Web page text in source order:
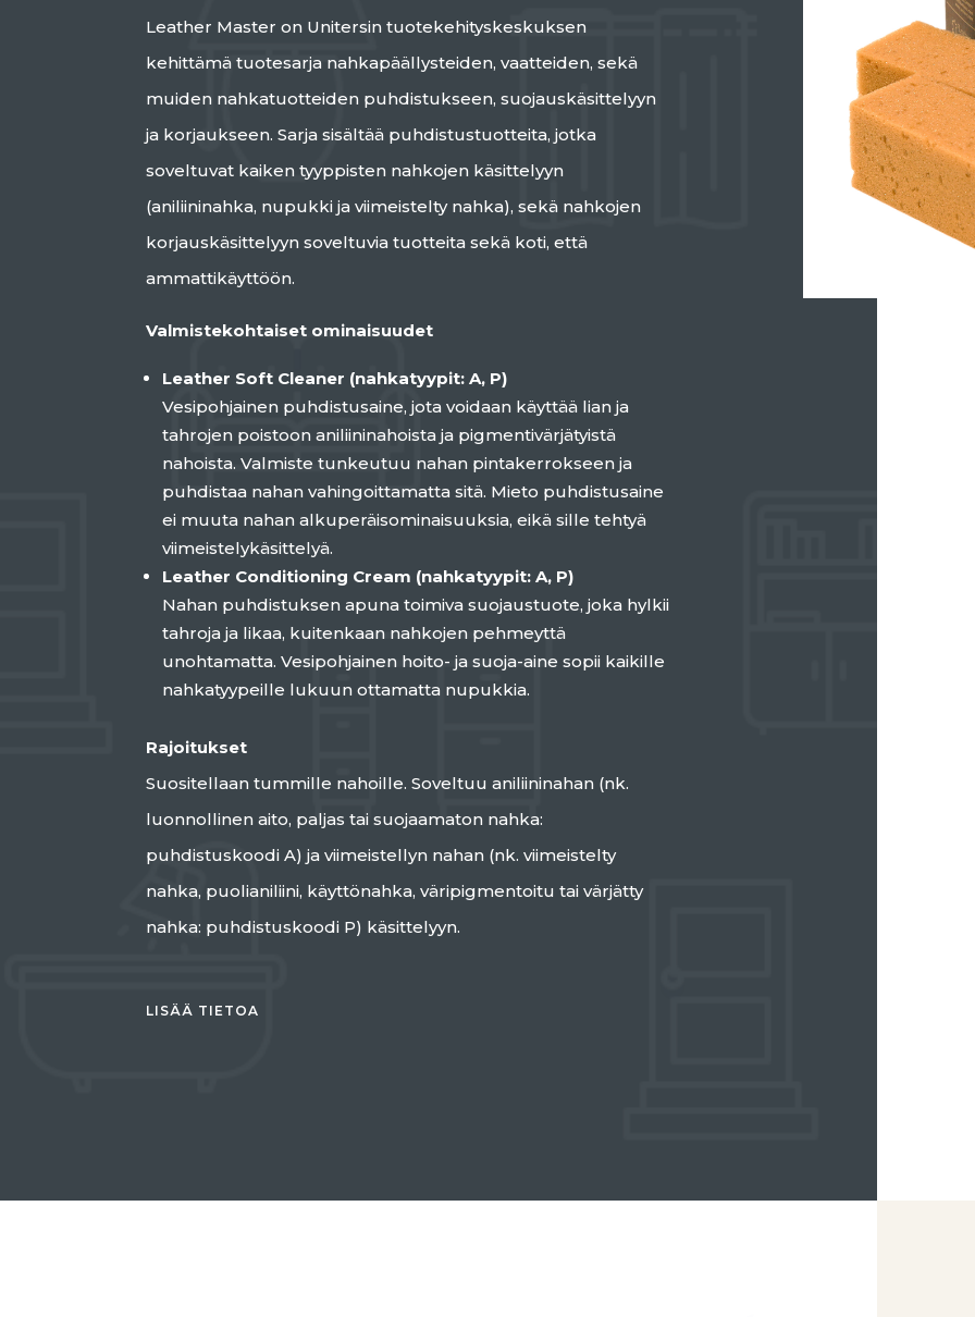
Leather Master on Unitersin tuotekehityskeskuksen
kehittämä tuotesarja nahkapäällysteiden, vaatteiden, sekä
muiden nahkatuotteiden puhdistukseen, suojauskäsittelyyn
ja korjaukseen. Sarja sisältää puhdistustuotteita, jotka
soveltuvat kaiken tyyppisten nahkojen käsittelyyn
(aniliininahka, nupukki ja viimeistelty nahka), sekä nahkojen
korjauskäsittelyyn soveltuvia tuotteita sekä koti, että
ammattikäyttöön.
Valmistekohtaiset ominaisuudet
Leather Soft Cleaner (nahkatyypit: A, P)
Vesipohjainen puhdistusaine, jota voidaan käyttää lian ja
tahrojen poistoon aniliininahoista ja pigmentivärjätyistä
nahoista. Valmiste tunkeutuu nahan pintakerrokseen ja
puhdistaa nahan vahingoittamatta sitä. Mieto puhdistusaine
ei muuta nahan alkuperäisominaisuuksia, eikä sille tehtyä
viimeistelykäsittelyä.
Leather Conditioning Cream (nahkatyypit: A, P)
Nahan puhdistuksen apuna toimiva suojaustuote, joka hylkii
tahroja ja likaa, kuitenkaan nahkojen pehmeyttä
unohtamatta. Vesipohjainen hoito- ja suoja-aine sopii kaikille
nahkatyypeille lukuun ottamatta nupukkia.
Rajoitukset
Suositellaan tummille nahoille. Soveltuu aniliininahan (nk.
luonnollinen aito, paljas tai suojaamaton nahka:
puhdistuskoodi A) ja viimeistellyn nahan (nk. viimeistelty
nahka, puolianiliini, käyttönahka, väripigmentoitu tai värjätty
nahka: puhdistuskoodi P) käsittelyyn.
LISÄÄ TIETOA